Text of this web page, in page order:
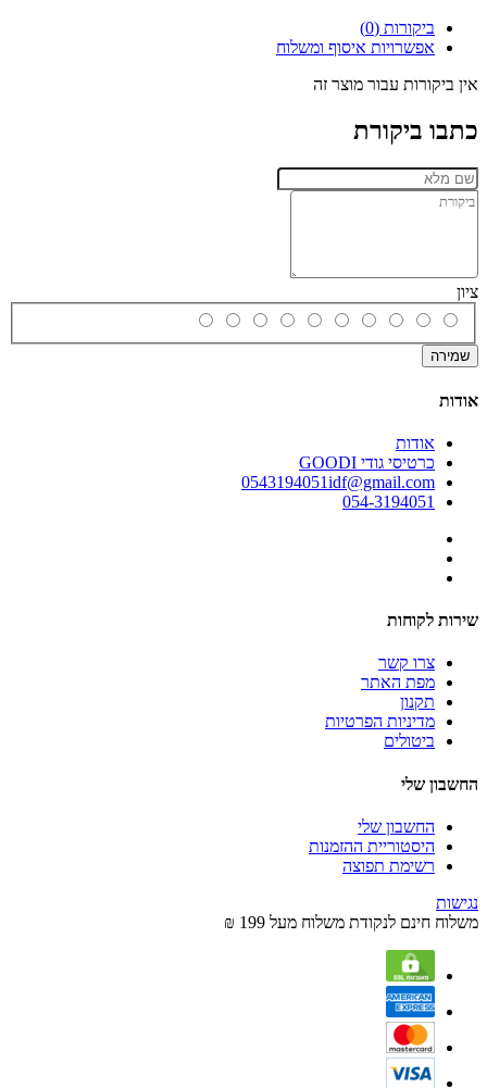
ביקורות (0)
אפשרויות איסוף ומשלוח
אין ביקורות עבור מוצר זה
כתבו ביקורת
ציון
שמירה
אודות
אודות
כרטיסי גודי GOODI
0543194051idf@gmail.com
054-3194051
שירות לקוחות
צרו קשר
מפת האתר
תקנון
מדיניות הפרטיות
ביטולים
החשבון שלי
החשבון שלי
היסטוריית ההזמנות
רשימת תפוצה
נגישות
משלוח חינם לנקודת משלוח מעל 199 ₪